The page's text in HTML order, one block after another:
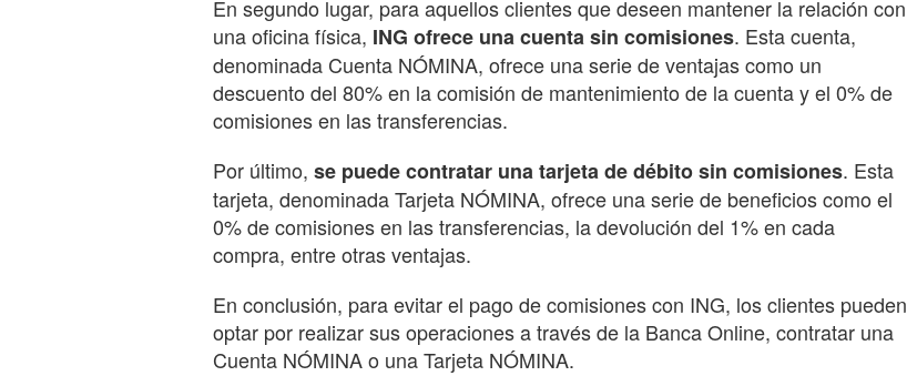
En segundo lugar, para aquellos clientes que deseen mantener la relación con
una oficina física, ING ofrece una cuenta sin comisiones. Esta cuenta,
denominada Cuenta NÓMINA, ofrece una serie de ventajas como un
descuento del 80% en la comisión de mantenimiento de la cuenta y el 0% de
comisiones en las transferencias.
Por último, se puede contratar una tarjeta de débito sin comisiones. Esta
tarjeta, denominada Tarjeta NÓMINA, ofrece una serie de beneficios como el
0% de comisiones en las transferencias, la devolución del 1% en cada
compra, entre otras ventajas.
En conclusión, para evitar el pago de comisiones con ING, los clientes pueden
optar por realizar sus operaciones a través de la Banca Online, contratar una
Cuenta NÓMINA o una Tarjeta NÓMINA.